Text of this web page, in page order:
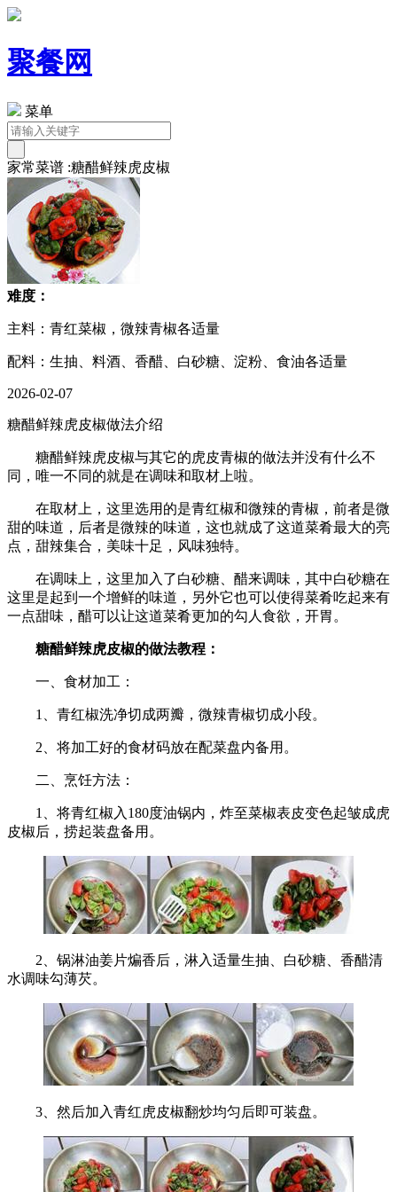
聚餐网
菜单
家常菜谱 :糖醋鲜辣虎皮椒
难度：
主料：青红菜椒，微辣青椒各适量
配料：生抽、料酒、香醋、白砂糖、淀粉、食油各适量
2026-02-07
糖醋鲜辣虎皮椒做法介绍
糖醋鲜辣虎皮椒与其它的虎皮青椒的做法并没有什么不
同，唯一不同的就是在调味和取材上啦。
在取材上，这里选用的是青红椒和微辣的青椒，前者是微
甜的味道，后者是微辣的味道，这也就成了这道菜肴最大的亮
点，甜辣集合，美味十足，风味独特。
在调味上，这里加入了白砂糖、醋来调味，其中白砂糖在
这里是起到一个增鲜的味道，另外它也可以使得菜肴吃起来有
一点甜味，醋可以让这道菜肴更加的勾人食欲，开胃。
糖醋鲜辣虎皮椒的做法教程：
一、食材加工：
1、青红椒洗净切成两瓣，微辣青椒切成小段。
2、将加工好的食材码放在配菜盘内备用。
二、烹饪方法：
1、将青红椒入180度油锅内，炸至菜椒表皮变色起皱成虎
皮椒后，捞起装盘备用。
2、锅淋油姜片煸香后，淋入适量生抽、白砂糖、香醋清
水调味勾薄芡。
3、然后加入青红虎皮椒翻炒均匀后即可装盘。